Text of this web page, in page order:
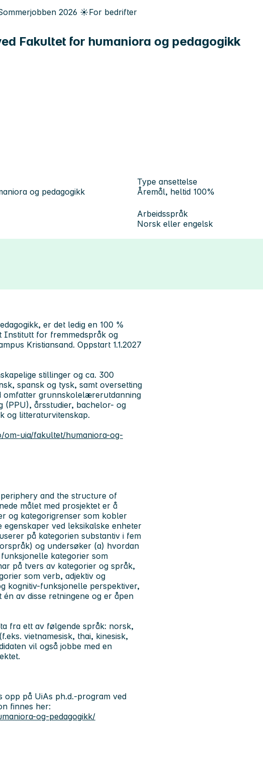
2026 ☀️For bedrifter
Fakultet for humaniora og pedagogikk
og pedagogikk
Type ansettelse
Åremål, heltid 100%
Arbeidsspråk
Norsk eller engelsk
er det ledig en 100 %
Institutt for fremmedspråk og
Kristiansand. Oppstart 1.1.2027
stillinger og ca. 300
spansk og tysk, samt oversetting
omfatter grunnskolelærerutdanning
(PPU), årsstudier, bachelor- og
og litteraturvitenskap.
om-uia/fakultet/humaniora-og-
and the structure of
målet med prosjektet er å
og kategorigrenser som kobler
egenskaper ved leksikalske enheter
på kategorien substantiv i fem
og undersøker (a) hvordan
kategorier som
på tvers av kategorier og språk,
som verb, adjektiv og
kognitiv-funksjonelle perspektiver,
av disse retningene og er åpen
fra ett av følgende språk: norsk,
vietnamesisk, thai, kinesisk,
vil også jobbe med en
opp på UiAs ph.d.-program ved
finnes her:
og-pedagogikk/